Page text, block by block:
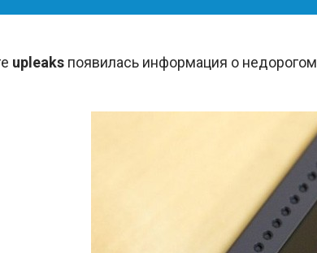
upleaks появилась информация о